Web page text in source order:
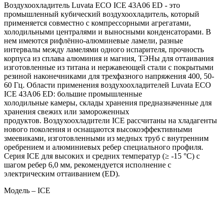
Воздухоохладитель Luvata ECO ICE 43A06 ED - это
промышленный кубический воздухоохладитель, который
применяется совместно с компрессорными агрегатами,
холодильными централями и выносными конденсаторами. В
нем имеются рифлённо-алюминевые ламели, разные
интервалы между ламелями одного испарителя, прочность
корпуса из сплава алюминия и магния, ТЭНы для оттаивания
изготовленные из титана и нержавеющей стали с покрытыми
резиной наконечниками для трехфазного напряжения 400, 50-
60 Гц. Области применения воздухоохладителей Luvata ECO
ICE 43A06 ED: большие промышленные
холодильные камеры, склады хранения предназначенные для
хранения свежих или замороженных
продуктов. Воздухоохладители ICE рассчитаны на хладагенты
нового поколения и оснащаются высокоэффективными
змеевиками, изготовленными из медных труб с внутренним
оребрением и алюминиевых ребер специального профиля.
Серия ICE для высоких и средних температур (≥ -15 °C) с
шагом ребер 6,0 мм, рекомендуется исполнение с
электрическим оттаиванием (ED).
Модель – ICE